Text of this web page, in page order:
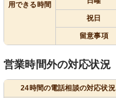
用できる時間
祝日
留意事項
営業時間外の対応状況
24時間の電話相談の対応状況